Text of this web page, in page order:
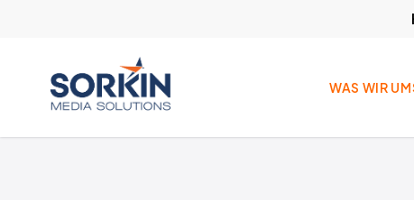
content
WAS WIR